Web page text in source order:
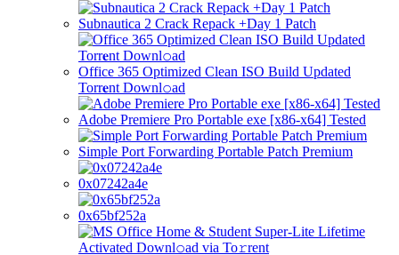
Subnautica 2 Crack Repack +Day 1 Patch
Office 365 Optimized Clean ISO Build Updated
Torr𝐞nt Downl𝚘аd
Adobe Premiere Pro Portable exe [x86-x64] Tested
Simple Port Forwarding Portable Patch Premium
0x07242a4e
0x65bf252a